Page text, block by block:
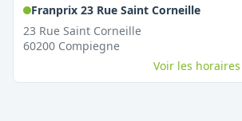
Franprix 23 Rue Saint Corneille,
23 Rue Saint Corneille
60200 Compiegne
Voir les